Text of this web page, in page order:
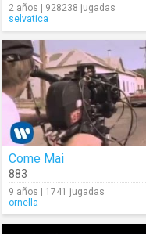
2 años | 928238 jugadas
selvatica
Come Mai
883
9 años | 1741 jugadas
ornella